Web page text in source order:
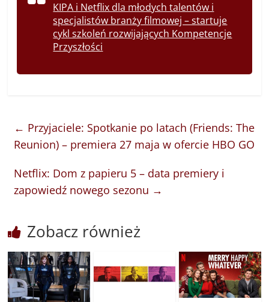
KIPA i Netflix dla młodych talentów i
specjalistów branży filmowej – startuje
cykl szkoleń rozwijających Kompetencje
Przyszłości
← Przyjaciele: Spotkanie po latach (Friends: The
Reunion) – premiera 27 maja w ofercie HBO GO
Netflix: Dom z papieru 5 – data premiery i
zapowiedź nowego sezonu →
Zobacz również